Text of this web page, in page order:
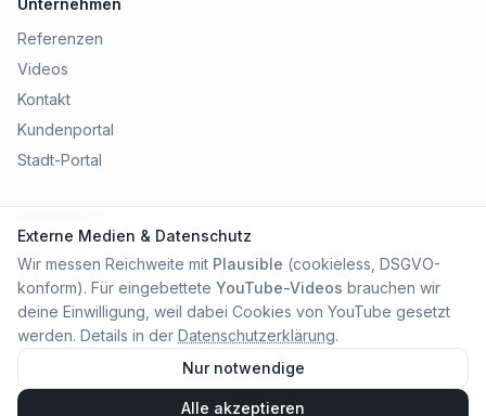
Referenzen
Videos
Kontakt
Kundenportal
Stadt-Portal
Datenschutz
AGB
City Online Medien OHG . Alle Rechte vorbehalten.
Externe Medien & Datenschutz
Wir messen Reichweite mit Plausible (cookieless, DSGVO-
konform). Für eingebettete YouTube-Videos brauchen wir
deine Einwilligung, weil dabei Cookies von YouTube gesetzt
werden. Details in der Datenschutzerklärung.
Nur notwendige
Alle akzeptieren